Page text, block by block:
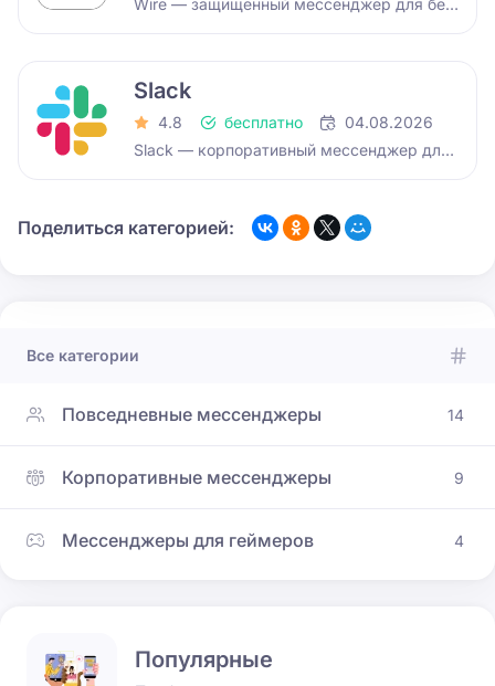
Wire — защищенный мессенджер для безопасного общения и совместной работы, созданный бывшими разработчиками Skype. Ориентирован…
Slack
4.8 бесплатно
04.08.2026
Slack — корпоративный мессенджер для совместной работы и общения внутри выделенного рабочего пространства. Использует три…
Поделиться категорией:
Все категории
Повседневные мессенджеры 14
Корпоративные мессенджеры 9
Мессенджеры для геймеров 4
Популярные